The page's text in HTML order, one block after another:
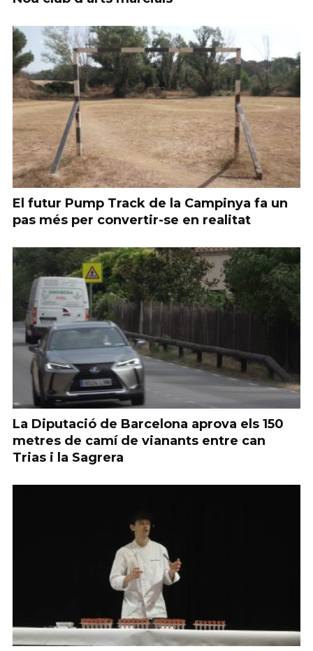
El futur Pump Track de la Campinya fa un
pas més per convertir-se en realitat
La Diputació de Barcelona aprova els 150
metres de camí de vianants entre can
Trias i la Sagrera